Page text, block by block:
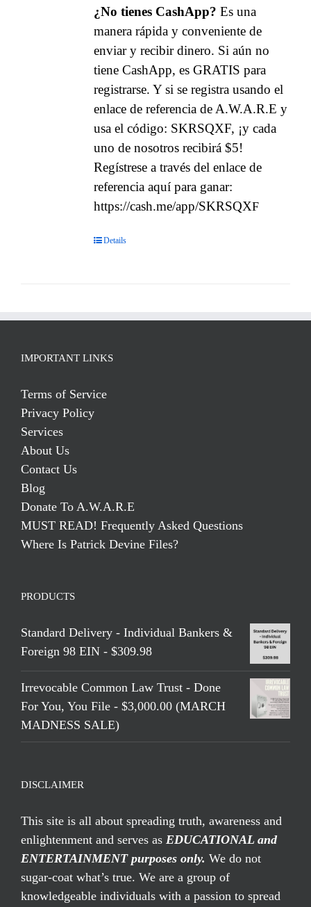
¿No tienes CashApp? Es una
manera rápida y conveniente de
enviar y recibir dinero. Si aún no
tiene CashApp, es GRATIS para
registrarse. Y si se registra usando el
enlace de referencia de A.W.A.R.E y
usa el código: SKRSQXF, ¡y cada
uno de nosotros recibirá $5!
Regístrese a través del enlace de
referencia aquí para ganar:
https://cash.me/app/SKRSQXF
Details
IMPORTANT LINKS
Terms of Service
Privacy Policy
Services
About Us
Contact Us
Blog
Donate To A.W.A.R.E
MUST READ! Frequently Asked Questions
Where Is Patrick Devine Files?
PRODUCTS
Standard Delivery - Individual Bankers &
Foreign 98 EIN - $309.98
Irrevocable Common Law Trust - Done
For You, You File - $3,000.00 (MARCH
MADNESS SALE)
DISCLAIMER
This site is all about spreading truth, awareness and
enlightenment and serves as EDUCATIONAL and
ENTERTAINMENT purposes only. We do not
sugar-coat what’s true. We are a group of
knowledgeable individuals with a passion to spread